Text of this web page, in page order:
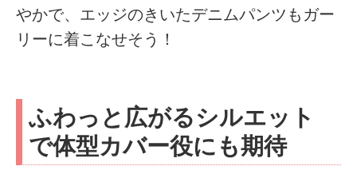
やかで、エッジのきいたデニムパンツもガー
リーに着こなせそう！
ふわっと広がるシルエット
で体型カバー役にも期待